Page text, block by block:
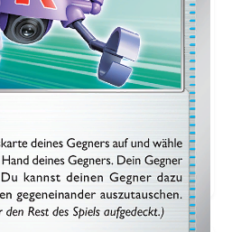
Normal
€0,33
täglich aktualisiert.